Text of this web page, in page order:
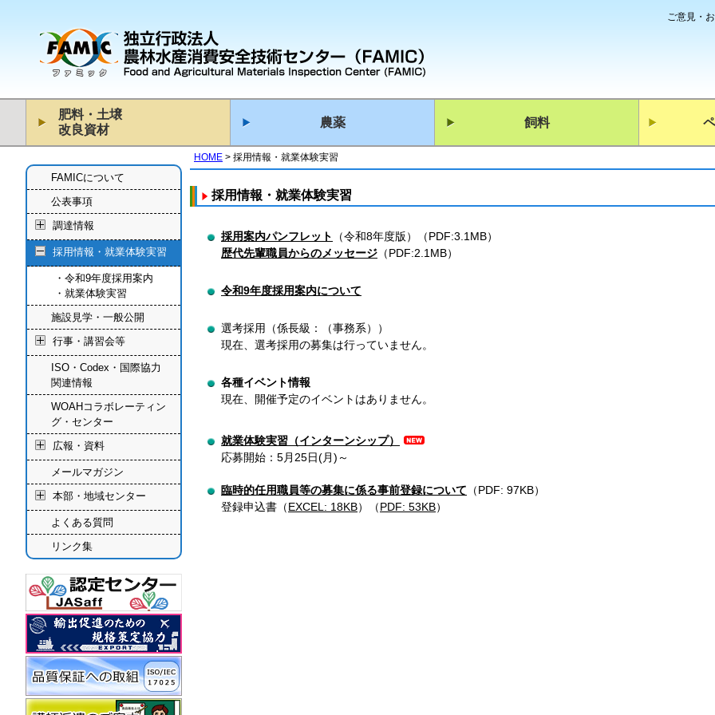
ご意見・
肥料・土壌
改良資材
農薬 飼料
HOME 採用情報・就業体験実習
採用情報・就業体験実習
採用案内パンフレット （令和8年度版）（PDF:3.1MB）
歴代先輩職員からのメッセージ （PDF:2.1MB）
令和9年度採用案内について
選考採用（係長級：（事務系））
現在、選考採用の募集は行っていません。
各種イベント情報
現在、開催予定のイベントはありません。
就業体験実習（インターンシップ）
応募開始： 5月25日(月)～
臨時的任用職員等の募集に係る事前登録について （PDF: 97KB）
登録申込書（EXCEL: 18KB）（PDF: 53KB）
FAMICについて
公表事項
調達情報
採用情報・就業体験実習
令和9年度採用案内
就業体験実習
施設見学・一般公開
行事・講習会等
ISO・Codex・国際協力
関連情報
WOAHコラボレーティン
グ・センター
広報・資料
メールマガジン
本部・地域センター
よくある質問
リンク集